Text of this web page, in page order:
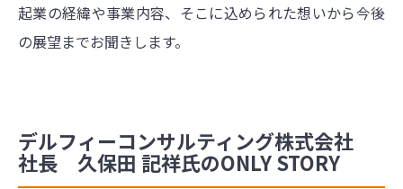
起業の経緯や事業内容、そこに込められた想いから今後
の展望までお聞きします。
デルフィーコンサルティング株式会社
社長 久保田 記祥氏のONLY STORY